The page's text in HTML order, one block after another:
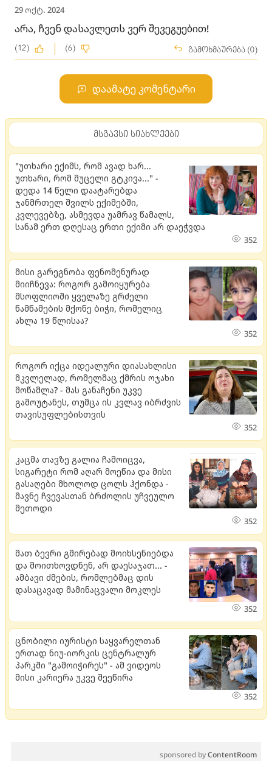
29 ოქტ. 2024
არა, ჩვენ დასავლეთს ვერ შევეგუებით!
(12) (6) გამოხმაურება (0)
დაამატე კომენტარი
მსგავსი სიახლეები
"უთხარი ექიმს, რომ ავად ხარ...
უთხარი, რომ მუცელი გტკივა..." -
დედა 14 წელი დაატარებდა
ჯანმრთელ შვილს ექიმებში,
კვლევებზე, ასმევდა უამრავ წამალს,
სანამ ერთ დღესაც ერთი ექიმი არ დაეჭვდა
352
მისი გარეგნობა ფენომენურად
მიიჩნევა: როგორ გამოიყურება
მსოფლიოში ყველაზე გრძელი
წამწამების მქონე ბიჭი, რომელიც
ახლა 19 წლისაა?
352
როგორ იქცა იდეალური დიასახლისი
მკვლელად, რომელმაც ქმრის ოჯახი
მოწამლა? - მას განაჩენი უკვე
გამოუტანეს, თუმცა ის კვლავ იბრძვის
თავისუფლებისთვის
352
კაცმა თავზე გალია ჩამოიცვა,
სიგარეტი რომ აღარ მოეწია და მისი
გასაღები მხოლოდ ცოლს ჰქონდა -
მავნე ჩვევასთან ბრძოლის უჩვეულო
მეთოდი
352
მათ ბევრი გმირებად მოიხსენიებდა
და მოითხოვდნენ, არ დაესაჯათ... -
ამბავი ძმების, რომლებმაც დის
დასაცავად მამინაცვალი მოკლეს
352
ცნობილი იურისტი საყვარელთან
ერთად ნიუ-იორკის ცენტრალურ
პარკში "გამოიჭირეს" - ამ ვიდეოს
მისი კარიერა უკვე შეეწირა
352
sponsored byContentRoom